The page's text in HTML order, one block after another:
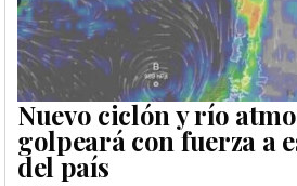
Nuevo ciclón y río
golpeará con fuerza a
del país